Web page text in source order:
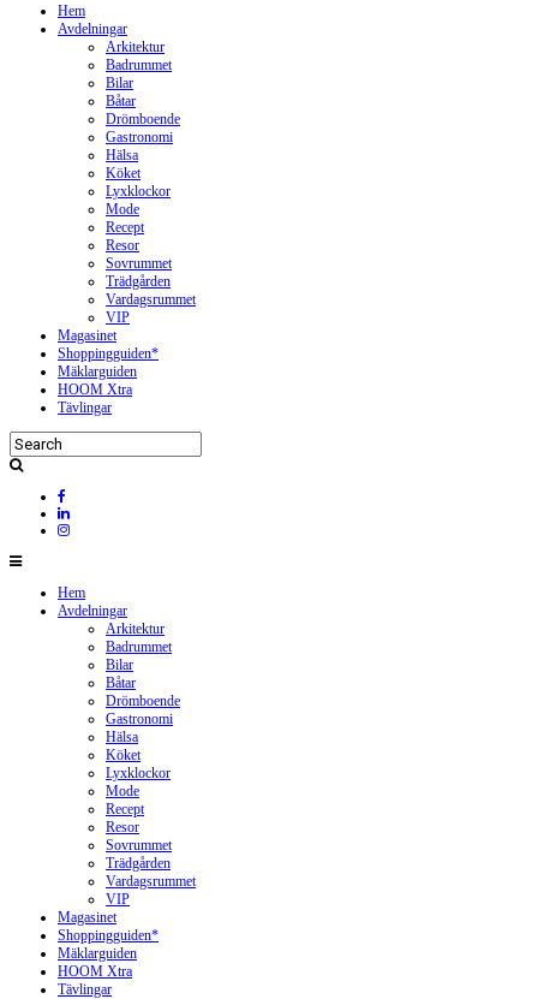
Hem
Avdelningar
Arkitektur
Badrummet
Bilar
Båtar
Drömboende
Gastronomi
Hälsa
Köket
Lyxklockor
Mode
Recept
Resor
Sovrummet
Trädgården
Vardagsrummet
VIP
Magasinet
Shoppingguiden*
Mäklarguiden
HOOM Xtra
Tävlingar
Hem
Avdelningar
Arkitektur
Badrummet
Bilar
Båtar
Drömboende
Gastronomi
Hälsa
Köket
Lyxklockor
Mode
Recept
Resor
Sovrummet
Trädgården
Vardagsrummet
VIP
Magasinet
Shoppingguiden*
Mäklarguiden
HOOM Xtra
Tävlingar